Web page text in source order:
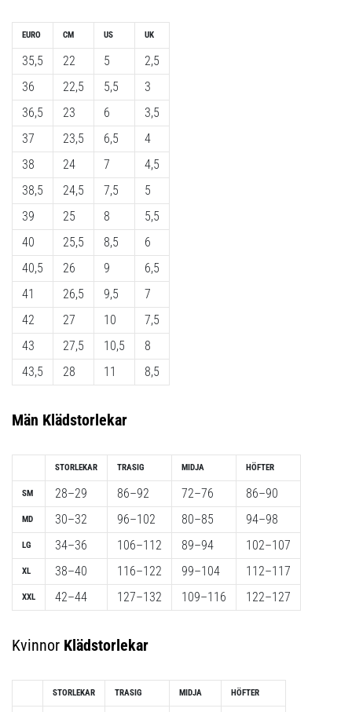
Visa
alla
artiklar
EURO
35,5
36
36,5
37
38
38,5
39
40
40,5
41
42
43
43,5
CM
22
22,5
23
23,5
24
24,5
25
25,5
26
26,5
27
27,5
28
US
5
5,5
6
6,5
7
7,5
8
8,5
9
9,5
10
10,5
11
UK
2,5
3
3,5
4
4,5
5
5,5
6
6,5
7
7,5
8
8,5
Män Klädstorlekar
SM
MD
LG
XL
XXL
STORLEKAR
28–29
30–32
34–36
38–40
42–44
TRASIG
86–92
96–102
106–112
116–122
127–132
MIDJA
72–76
80–85
89–94
99–104
109–116
HÖFTER
86–90
94–98
102–107
112–117
122–127
Kvinnor Klädstorlekar
STORLEKAR TRASIG MIDJA HÖFTER